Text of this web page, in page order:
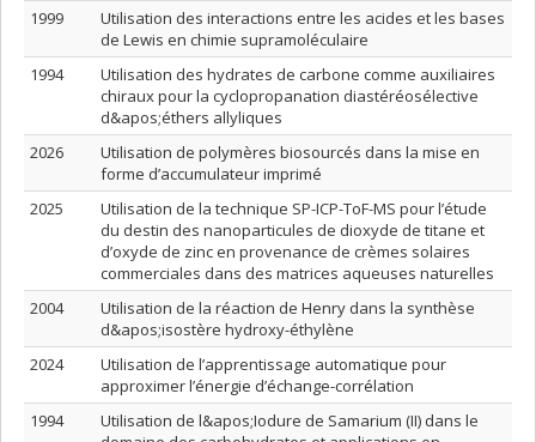
1999
Utilisation des interactions entre les acides et les bases
de Lewis en chimie supramoléculaire
1994
Utilisation des hydrates de carbone comme auxiliaires
chiraux pour la cyclopropanation diastéréosélective
d&apos;éthers allyliques
2026
Utilisation de polymères biosourcés dans la mise en
forme d’accumulateur imprimé
2025
Utilisation de la technique SP-ICP-ToF-MS pour l’étude
du destin des nanoparticules de dioxyde de titane et
d’oxyde de zinc en provenance de crèmes solaires
commerciales dans des matrices aqueuses naturelles
2004
Utilisation de la réaction de Henry dans la synthèse
d&apos;isostère hydroxy-éthylène
2024
Utilisation de l’apprentissage automatique pour
approximer l’énergie d’échange-corrélation
1994
Utilisation de l&apos;Iodure de Samarium (II) dans le